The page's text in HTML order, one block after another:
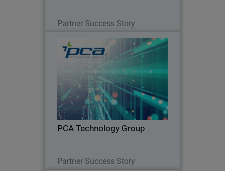
Partner Success Story
PCA Technology Group
Partner Success Story
PCA Technology Group
MSP con sede en Estados Unidos crece
gracias a una relación de 15 años con
WatchGuard utilizando el enfoque de
Unified Security Platform y
WatchGuardONE